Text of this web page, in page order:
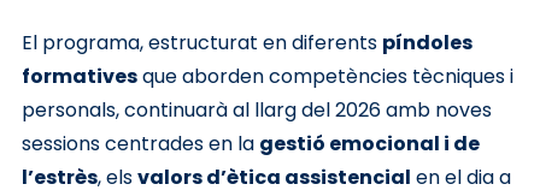
El programa, estructurat en diferents píndoles
formativesque aborden competències tècniques i
personals, continuarà al llarg del 2026 amb noves
sessions centrades en la gestió emocional i de
l’estrès, elsvalors d’ètica assistencial en el dia a